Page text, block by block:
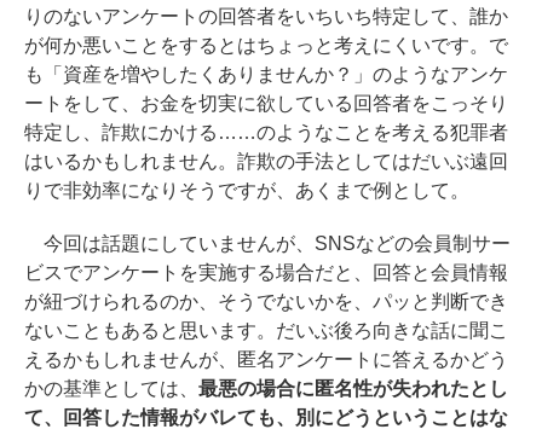
りのないアンケートの回答者をいちいち特定して、誰か
が何か悪いことをするとはちょっと考えにくいです。で
も「資産を増やしたくありませんか？」のようなアンケ
ートをして、お金を切実に欲している回答者をこっそり
特定し、詐欺にかける……のようなことを考える犯罪者
はいるかもしれません。詐欺の手法としてはだいぶ遠回
りで非効率になりそうですが、あくまで例として。
今回は話題にしていませんが、SNSなどの会員制サー
ビスでアンケートを実施する場合だと、回答と会員情報
が紐づけられるのか、そうでないかを、パッと判断でき
ないこともあると思います。だいぶ後ろ向きな話に聞こ
えるかもしれませんが、匿名アンケートに答えるかどう
かの基準としては、 最悪の場合に匿名性が失われたとし
て、回答した情報がバレても、別にどうということはな